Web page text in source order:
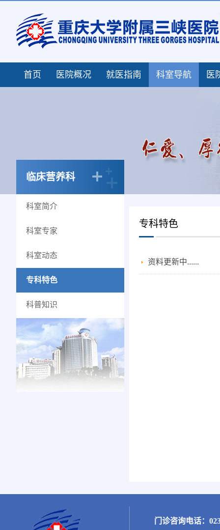
首页 医院概况 就医指南 科室导航 医
临床营养科
科室简介
科室专家
科室动态
专科特色
科普知识
专科特色
资料更新中......
门诊咨询电话：